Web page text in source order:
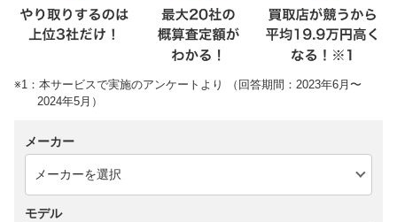
※1：本サービスで実施のアンケートより （回答期間：2023年6月〜
2024年5月）
メーカー
モデル